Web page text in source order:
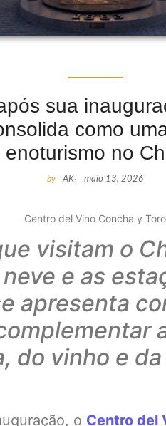
sua
como
enoturismo no
by AK- maio 13, 2026
Centro del Vino Concha y Toro
visitam o
e as
apresenta
do vinho e
o Centro del